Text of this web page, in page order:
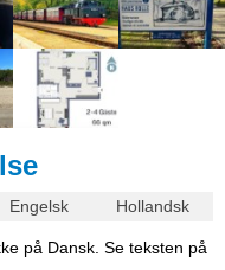
Engelsk Hollandsk
på Dansk. Se teksten på